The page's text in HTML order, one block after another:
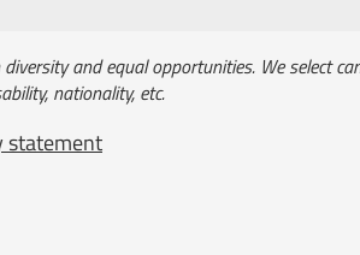
and equal opportunities. We select
nationality, etc.
statement